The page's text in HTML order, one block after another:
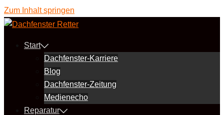
Zum Inhalt springen
Start
Dachfenster-Karriere
Blog
Dachfenster-Zeitung
Medienecho
Reparatur